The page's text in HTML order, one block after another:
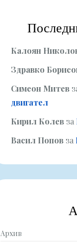
Калоян
Здравко
Симеон Митев
двигател
Кирил Колев за
Васил Попов за
Архив